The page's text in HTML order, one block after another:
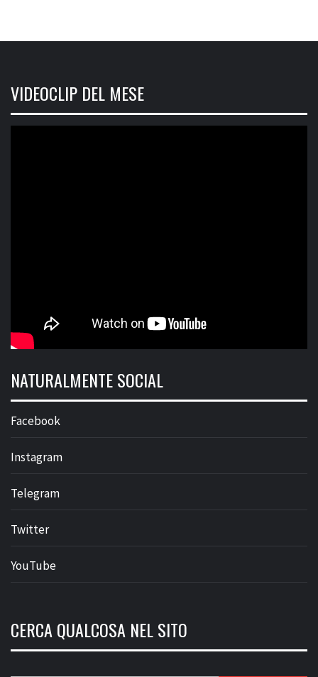
VIDEOCLIP DEL MESE
NATURALMENTE SOCIAL
Facebook
Instagram
Telegram
Twitter
YouTube
CERCA QUALCOSA NEL SITO